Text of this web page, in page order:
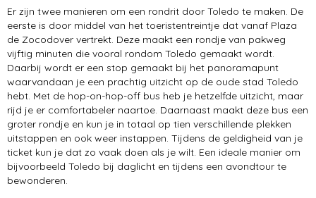
Er zijn twee manieren om een rondrit door Toledo te maken. De
eerste is door middel van het toeristentreintje dat vanaf Plaza
de Zocodover vertrekt. Deze maakt een rondje van pakweg
vijftig minuten die vooral rondom Toledo gemaakt wordt.
Daarbij wordt er een stop gemaakt bij het panoramapunt
waarvandaan je een prachtig uitzicht op de oude stad Toledo
hebt. Met de hop-on-hop-off bus heb je hetzelfde uitzicht, maar
rijd je er comfortabeler naartoe. Daarnaast maakt deze bus een
groter rondje en kun je in totaal op tien verschillende plekken
uitstappen en ook weer instappen. Tijdens de geldigheid van je
ticket kun je dat zo vaak doen als je wilt. Een ideale manier om
bijvoorbeeld Toledo bij daglicht en tijdens een avondtour te
bewonderen.